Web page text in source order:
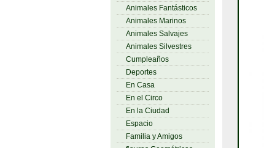
Animales Fantásticos
Animales Marinos
Animales Salvajes
Animales Silvestres
Cumpleaños
Deportes
En Casa
En el Circo
En la Ciudad
Espacio
Familia y Amigos